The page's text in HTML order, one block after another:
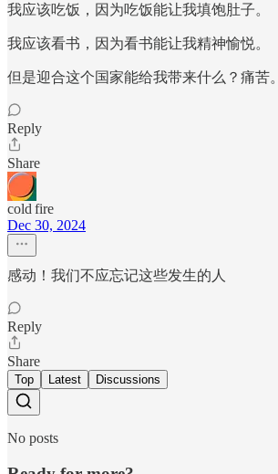
我应该吃饭，因为吃饭能让我填饱肚子。
我应该看书，因为看书能让我精神愉悦。
但是迎合这个国家能给我带来什么？痛苦。
Reply
Share
cold fire
Dec 30, 2024
感动！我们不应忘记这些发生的人
Reply
Share
Top Latest Discussions
No posts